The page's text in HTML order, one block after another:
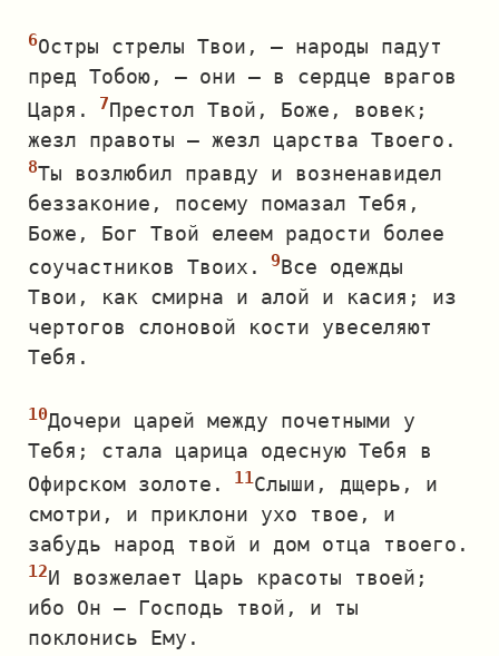
Остры стрелы Твои, — народы падут
пред Тобою, — они — в сердце врагов
Царя.
Престол Твой, Боже, вовек;
жезл правоты — жезл царства Твоего.
Ты возлюбил правду и возненавидел
беззаконие, посему помазал Тебя,
Боже, Бог Твой елеем радости более
соучастников Твоих.
Все одежды
Твои, как смирна и алой и касия; из
чертогов слоновой кости увеселяют
Тебя.
Дочери царей между почетными у
Тебя; стала царица одесную Тебя в
Офирском золоте.
Слыши, дщерь, и
смотри, и приклони ухо твое, и
забудь народ твой и дом отца твоего.
И возжелает Царь красоты твоей;
ибо Он — Господь твой, и ты
поклонись Ему.